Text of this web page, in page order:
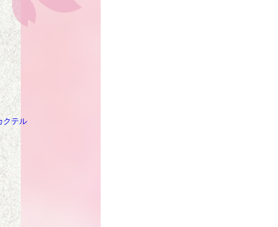
クテル